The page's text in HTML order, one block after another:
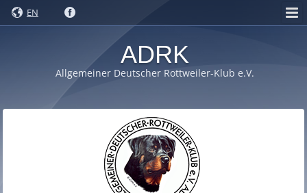
EN
ADRK
Allgemeiner Deutscher Rottweiler-Klub e.V.